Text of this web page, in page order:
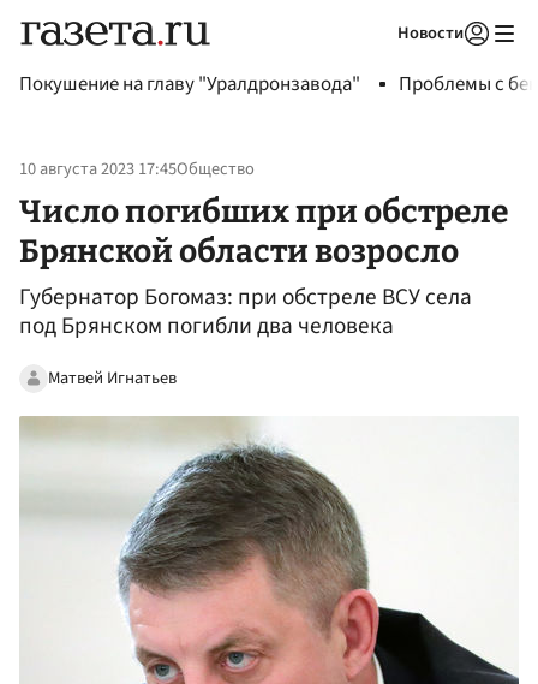
Новости
Покушение на главу "Уралдронзавода" Проблемы с
10 августа 2023 17:45Общество
Число погибших при обстреле
Брянской области возросло
Губернатор Богомаз: при обстреле ВСУ села
под Брянском погибли два человека
Матвей Игнатьев